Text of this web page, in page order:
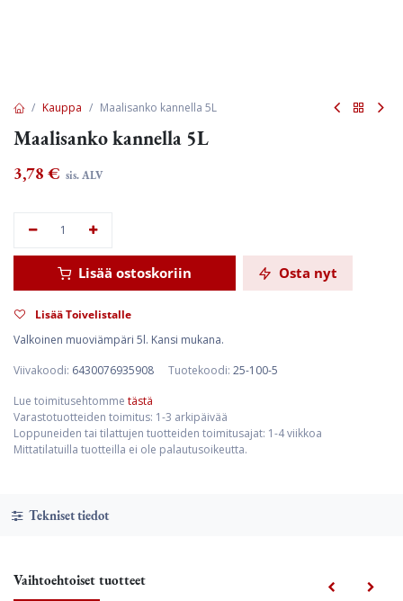
Kauppa Maalisanko kannella 5L
Maalisanko kannella 5L
3,78 € sis. ALV
Lisää ostoskoriin Osta nyt
Lisää Toivelistalle
Valkoinen muoviämpäri 5l. Kansi mukana.
Viivakoodi: 6430076935908 Tuotekoodi: 25-100-5
Lue toimitusehtomme tästä
Varastotuotteiden toimitus: 1-3 arkipäivää
Loppuneiden tai tilattujen tuotteiden toimitusajat: 1-4 viikkoa
Mittatilatuilla tuotteilla ei ole palautusoikeutta.
Tekniset tiedot
Vaihtoehtoiset tuotteet